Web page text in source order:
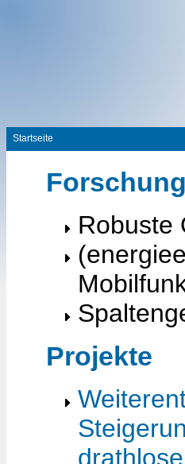
Startseite
Robuste
Projekte